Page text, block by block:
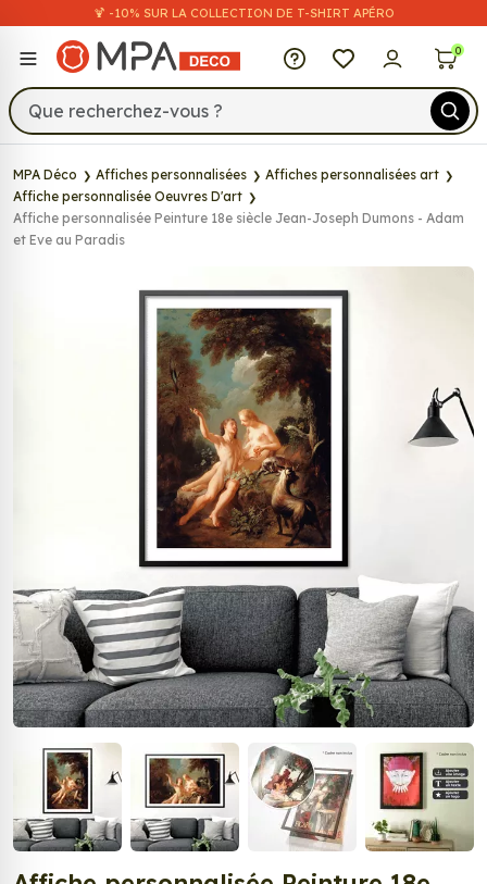
🍹 -10% SUR LA COLLECTION DE T-SHIRT APÉRO
MPA Déco 0
MPA Déco Affiches personnalisées
Affiches personnalisées art
Affiche personnalisée Oeuvres D'art
Affiche personnalisée Peinture 18e siècle Jean-Joseph Dumons - Adam
et Eve au Paradis